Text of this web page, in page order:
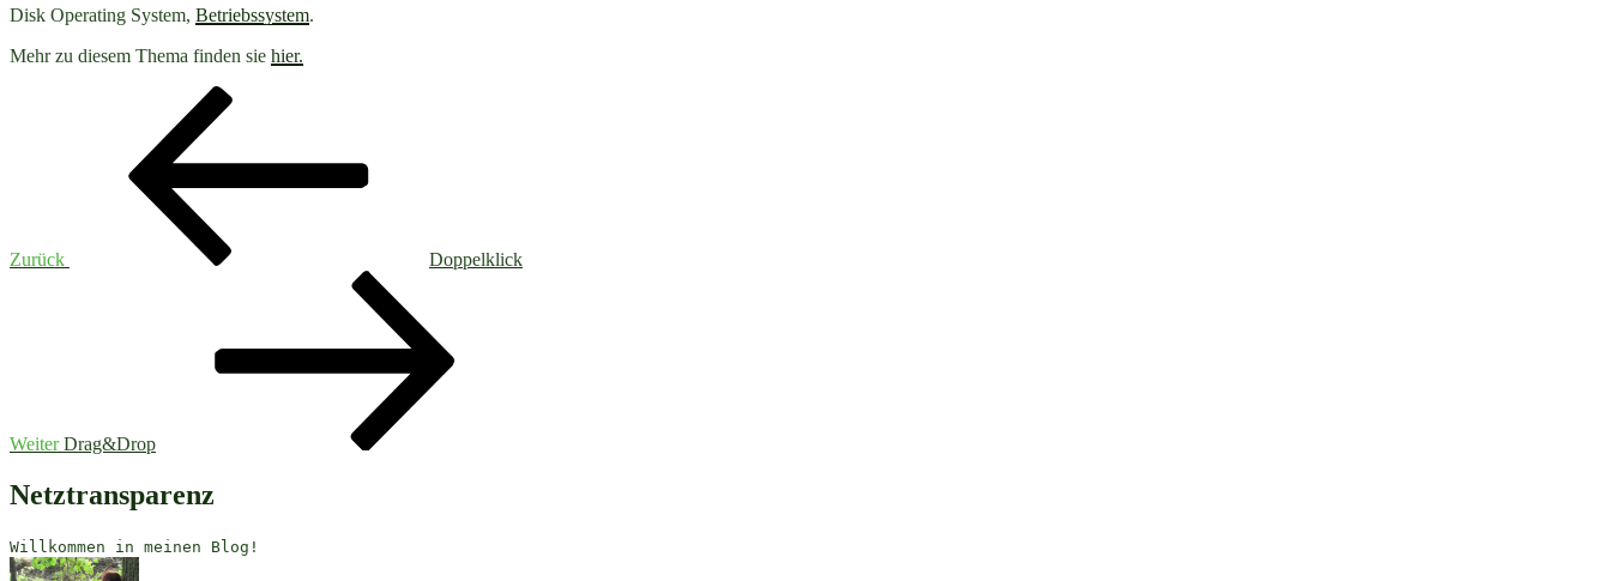
Disk Operating System, Betriebssystem.
Mehr zu diesem Thema finden sie hier.
Beitragsnavigation
Zurück
Doppelklick
Weiter Drag&Drop
Netztransparenz
Willkommen in meinen Blog!